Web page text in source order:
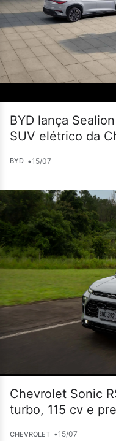
BYD lança
SUV elétrico da
BYD •15/07
Chevrolet Sonic
turbo, 115 cv e
CHEVROLET •15/07